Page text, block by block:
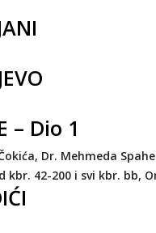
– Dio 1
Dr. Mehmeda
kbr. 42-200 i svi kbr. bb,